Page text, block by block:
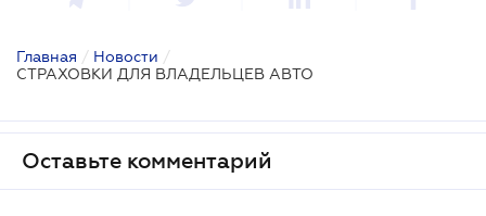
Главная / Новости /
СТРАХОВКИ ДЛЯ ВЛАДЕЛЬЦЕВ АВТО
Оставьте комментарий